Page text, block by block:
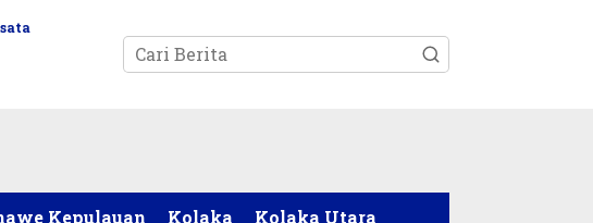
Kepulauan Kolaka Kolaka Utara